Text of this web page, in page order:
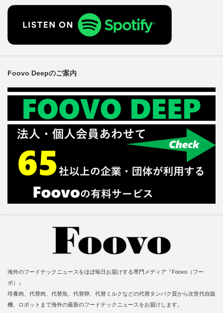
Foovo Deepのご案内
海外のフードテックニュースをほぼ毎日お届けする専門メディア『Foovo（フー
ボ）』
培養肉、代替肉、代替魚、代替卵、代替ミルクなどの代替タンパク質から次世代自販
機、ロボットまで海外の最新のフードテックニュースをお届けします。